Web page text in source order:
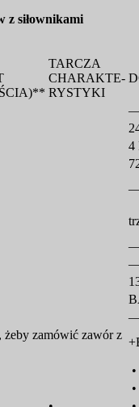
z siłownikami
TARCZA
CHARAKTE-
RYSTYKI
4
zamówić zawór z
•
•